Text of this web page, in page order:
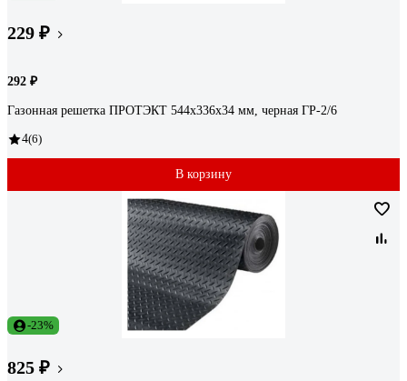
229 ₽
292 ₽
Газонная решетка ПРОТЭКТ 544х336х34 мм, черная ГР-2/6
4(6)
В корзину
-23%
825 ₽